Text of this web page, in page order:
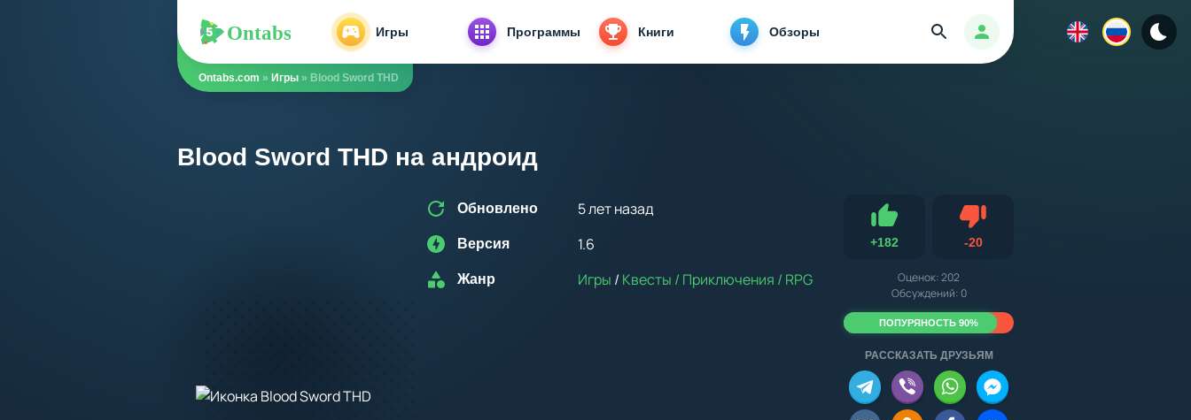
Ontabs Игры Программы Книги Обзоры Авторизация
Найти
Ontabs.com » Игры » Blood Sword THD
Blood Sword THD на андроид
Обновлено 5 лет назад
Версия 1.6
Жанр Игры / Квесты / Приключения / RPG
+182
Нравится
-20Не нравится
Оценок:202
Обсуждений: 0
ПОПУРЯНОСТЬ 90%